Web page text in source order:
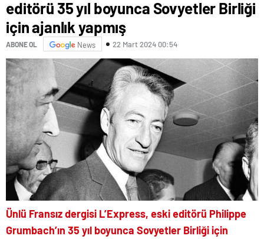
editörü 35 yıl boyunca Sovyetler Birliği
için ajanlık yapmış
ABONE OL News 22 Mart 2024 00:54
Ünlü Fransız dergisi L’Express, eski editörü Philippe
Grumbach’ın 35 yıl boyunca Sovyetler Birliği için